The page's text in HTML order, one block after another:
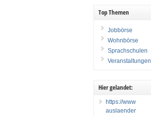
Top Themen
Jobbörse
Wohnbörse
Sprachschulen
Veranstaltungen
Hier gelandet:
https://www
auslaender